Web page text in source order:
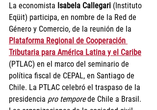
La economista Isabela Callegari (Instituto
Eqüit) participa, en nombre de la Red de
Género y Comercio, de la reunión de la
Plataforma Regional de Cooperación
Tributaria para América Latina y el Caribe
(PTLAC) en el marco del seminario de
política fiscal de CEPAL, en Santiago de
Chile. La PTLAC celebró el traspaso de la
presidencia pro tempore de Chile a Brasil.